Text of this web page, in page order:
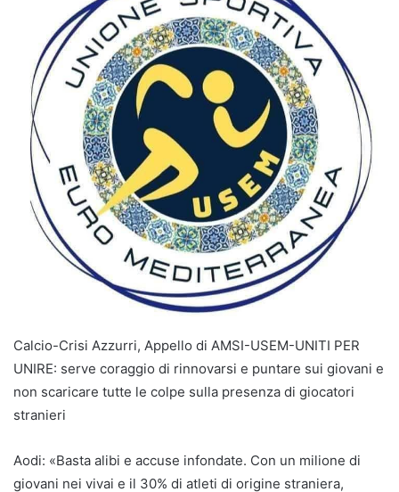
Calcio-Crisi Azzurri, Appello di AMSI-USEM-UNITI PER
UNIRE: serve coraggio di rinnovarsi e puntare sui giovani e
non scaricare tutte le colpe sulla presenza di giocatori
stranieri
Aodi: «Basta alibi e accuse infondate. Con un milione di
giovani nei vivai e il 30% di atleti di origine straniera,